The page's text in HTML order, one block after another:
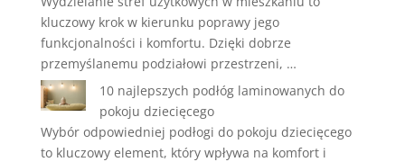
kluczowy krok w kierunku poprawy jego
funkcjonalności i komfortu. Dzięki dobrze
przemyślanemu podziałowi przestrzeni, …
10 najlepszych podłóg laminowanych do
pokoju dziecięcego
Wybór odpowiedniej podłogi do pokoju dziecięcego
to kluczowy element, który wpływa na komfort i